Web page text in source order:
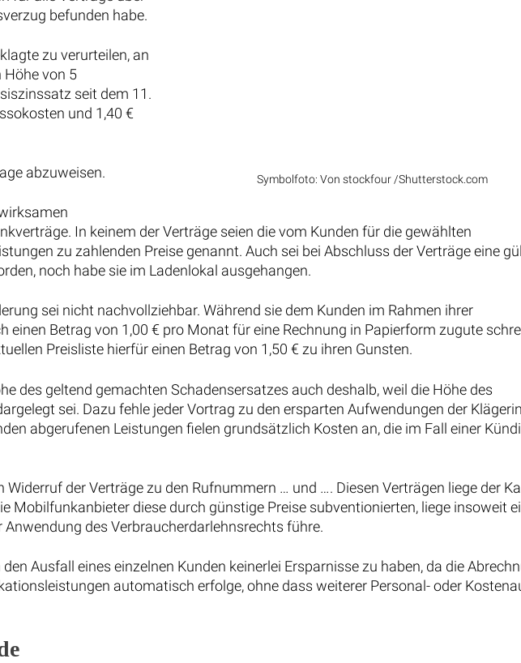
Symbolfoto: Von stockfour /Shutterstock.com
befunden habe.
zu verurteilen, an
Höhe von 5
seit dem 11.
und 1,40 €
abzuweisen.
In keinem der Verträge seien die vom Kunden für die gewählten
zu zahlenden Preise genannt. Auch sei bei Abschluss der Verträge eine
noch habe sie im Ladenlokal ausgehangen.
sei nicht nachvollziehbar. Während sie dem Kunden im Rahmen ihrer
einen Betrag von 1,00 € pro Monat für eine Rechnung in Papierform zugute
Preisliste hierfür einen Betrag von 1,50 € zu ihren Gunsten.
des geltend gemachten Schadensersatzes auch deshalb, weil die Höhe des
sei. Dazu fehle jeder Vortrag zu den ersparten Aufwendungen der
abgerufenen Leistungen fielen grundsätzlich Kosten an, die im Fall einer
Widerruf der Verträge zu den Rufnummern … und …. Diesen Verträgen liege der
Mobilfunkanbieter diese durch günstige Preise subventionierten, liege insoweit
Anwendung des Verbraucherdarlehnsrechts führe.
Ausfall eines einzelnen Kunden keinerlei Ersparnisse zu haben, da die
automatisch erfolge, ohne dass weiterer Personal- oder